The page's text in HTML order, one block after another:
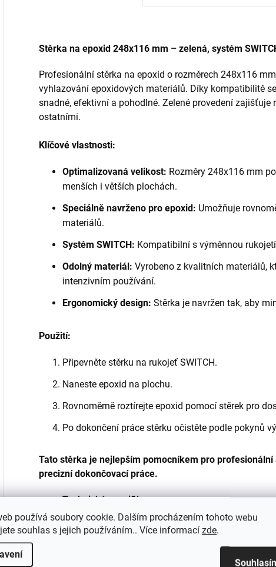
používá soubory cookie. Dalším procházením tohoto webu
souhlas s jejich používáním.. Více informací zde.
Stěrka na epoxid 248x116 mm – zelená, systém
Profesionální stěrka na epoxid o rozměrech 248x116
vyhlazování epoxidových materiálů. Díky kompatibilitě
snadné, efektivní a pohodlné. Zelené provedení
ostatními.
Klíčové vlastnosti:
Optimalizovaná velikost: Rozměry 248x116 mm
menších i větších plochách.
Speciálně navrženo pro epoxid: Umožňuje
materiálů.
Systém SWITCH: Kompatibilní s výměnnou
Odolný materiál: Vyrobeno z kvalitních materiálů,
intenzivním používání.
Ergonomický design: Stěrka je navržen tak, aby
Použití:
Připevněte stěrku na rukojeť SWITCH.
Naneste epoxid na plochu.
Rovnoměrně roztírejte epoxid pomocí stěrek pro
Po dokončení práce stěrku očistěte podle pokynů
Tato stěrka je nejlepším pomocníkem pro
precizní dokončovací práce.
Technické specifikace:
Rozměry: 248 x 116 mm